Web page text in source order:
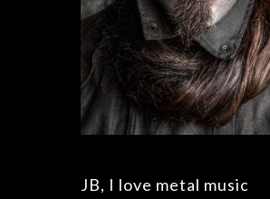
JB, I love metal music